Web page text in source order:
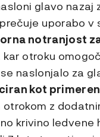
glavo nazaj
uporabo v
notranjost
otroku
naslonjalo za
kot
z
krivino ledvene